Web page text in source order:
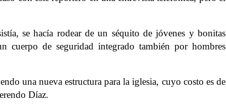
se hacía rodear de un séquito de jóvenes y bonitas
cuerpo de seguridad integrado también por hombres
una nueva estructura para la iglesia, cuyo costo es de
Díaz.